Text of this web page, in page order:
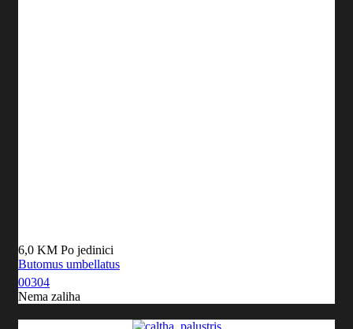
6,0 KM Po jedinici
Butomus umbellatus
00304
Nema zaliha